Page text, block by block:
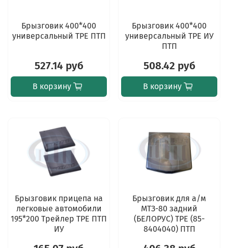
Брызговик 400*400
универсальный TPE ПТП
527.14 руб
В корзину
Брызговик 400*400
универсальный TPE ИУ
ПТП
508.42 руб
В корзину
Брызговик прицепа на
легковые автомобили
195*200 Трейлер TPE ПТП
ИУ
Брызговик для а/м
МТЗ-80 задний
(БЕЛОРУС) TPE (85-
8404040) ПТП